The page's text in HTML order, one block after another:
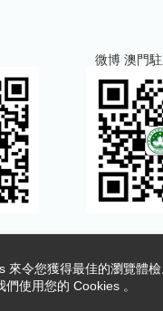
微博 澳門
收集個人資料聲明
cookies策略
來令您獲得最佳的瀏覽體
使用您的 Cookies 。